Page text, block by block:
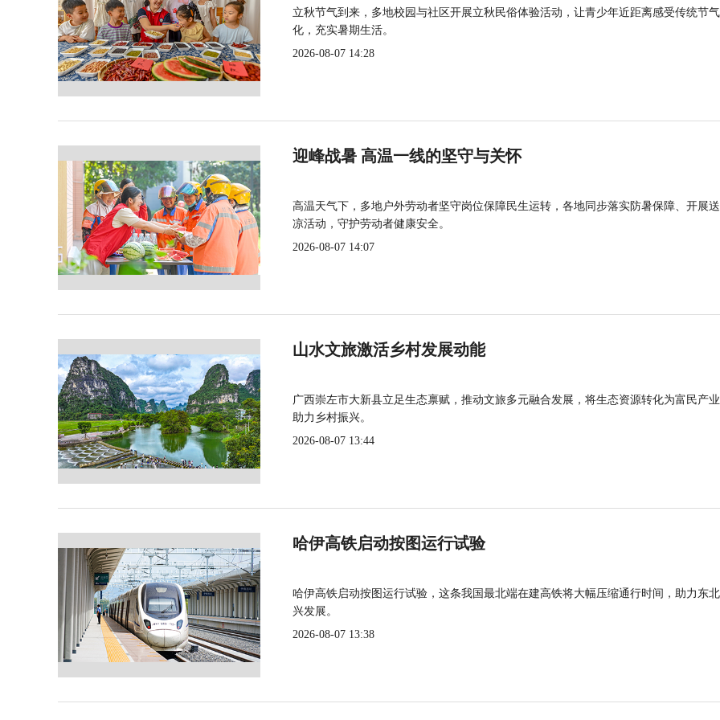
立秋节气到来，多地校园与社区开展立秋民俗体验活动，让青少年近距离感受传统节
化，充实暑期生活。
2026-08-07 14:28
迎峰战暑 高温一线的坚守与关怀
高温天气下，多地户外劳动者坚守岗位保障民生运转，各地同步落实防暑保障、开展
凉活动，守护劳动者健康安全。
2026-08-07 14:07
山水文旅激活乡村发展动能
广西崇左市大新县立足生态禀赋，推动文旅多元融合发展，将生态资源转化为富民产
助力乡村振兴。
2026-08-07 13:44
哈伊高铁启动按图运行试验
哈伊高铁启动按图运行试验，这条我国最北端在建高铁将大幅压缩通行时间，助力东
兴发展。
2026-08-07 13:38